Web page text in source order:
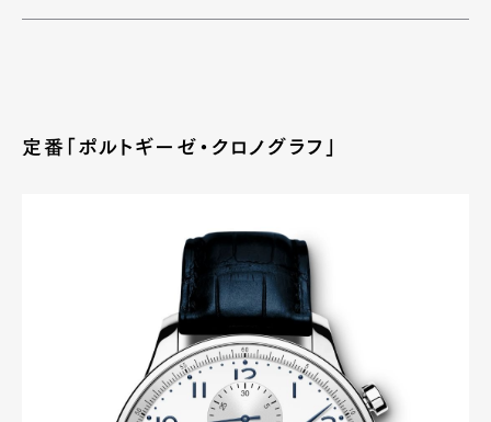
定番「ポルトギーゼ・クロノグラフ」